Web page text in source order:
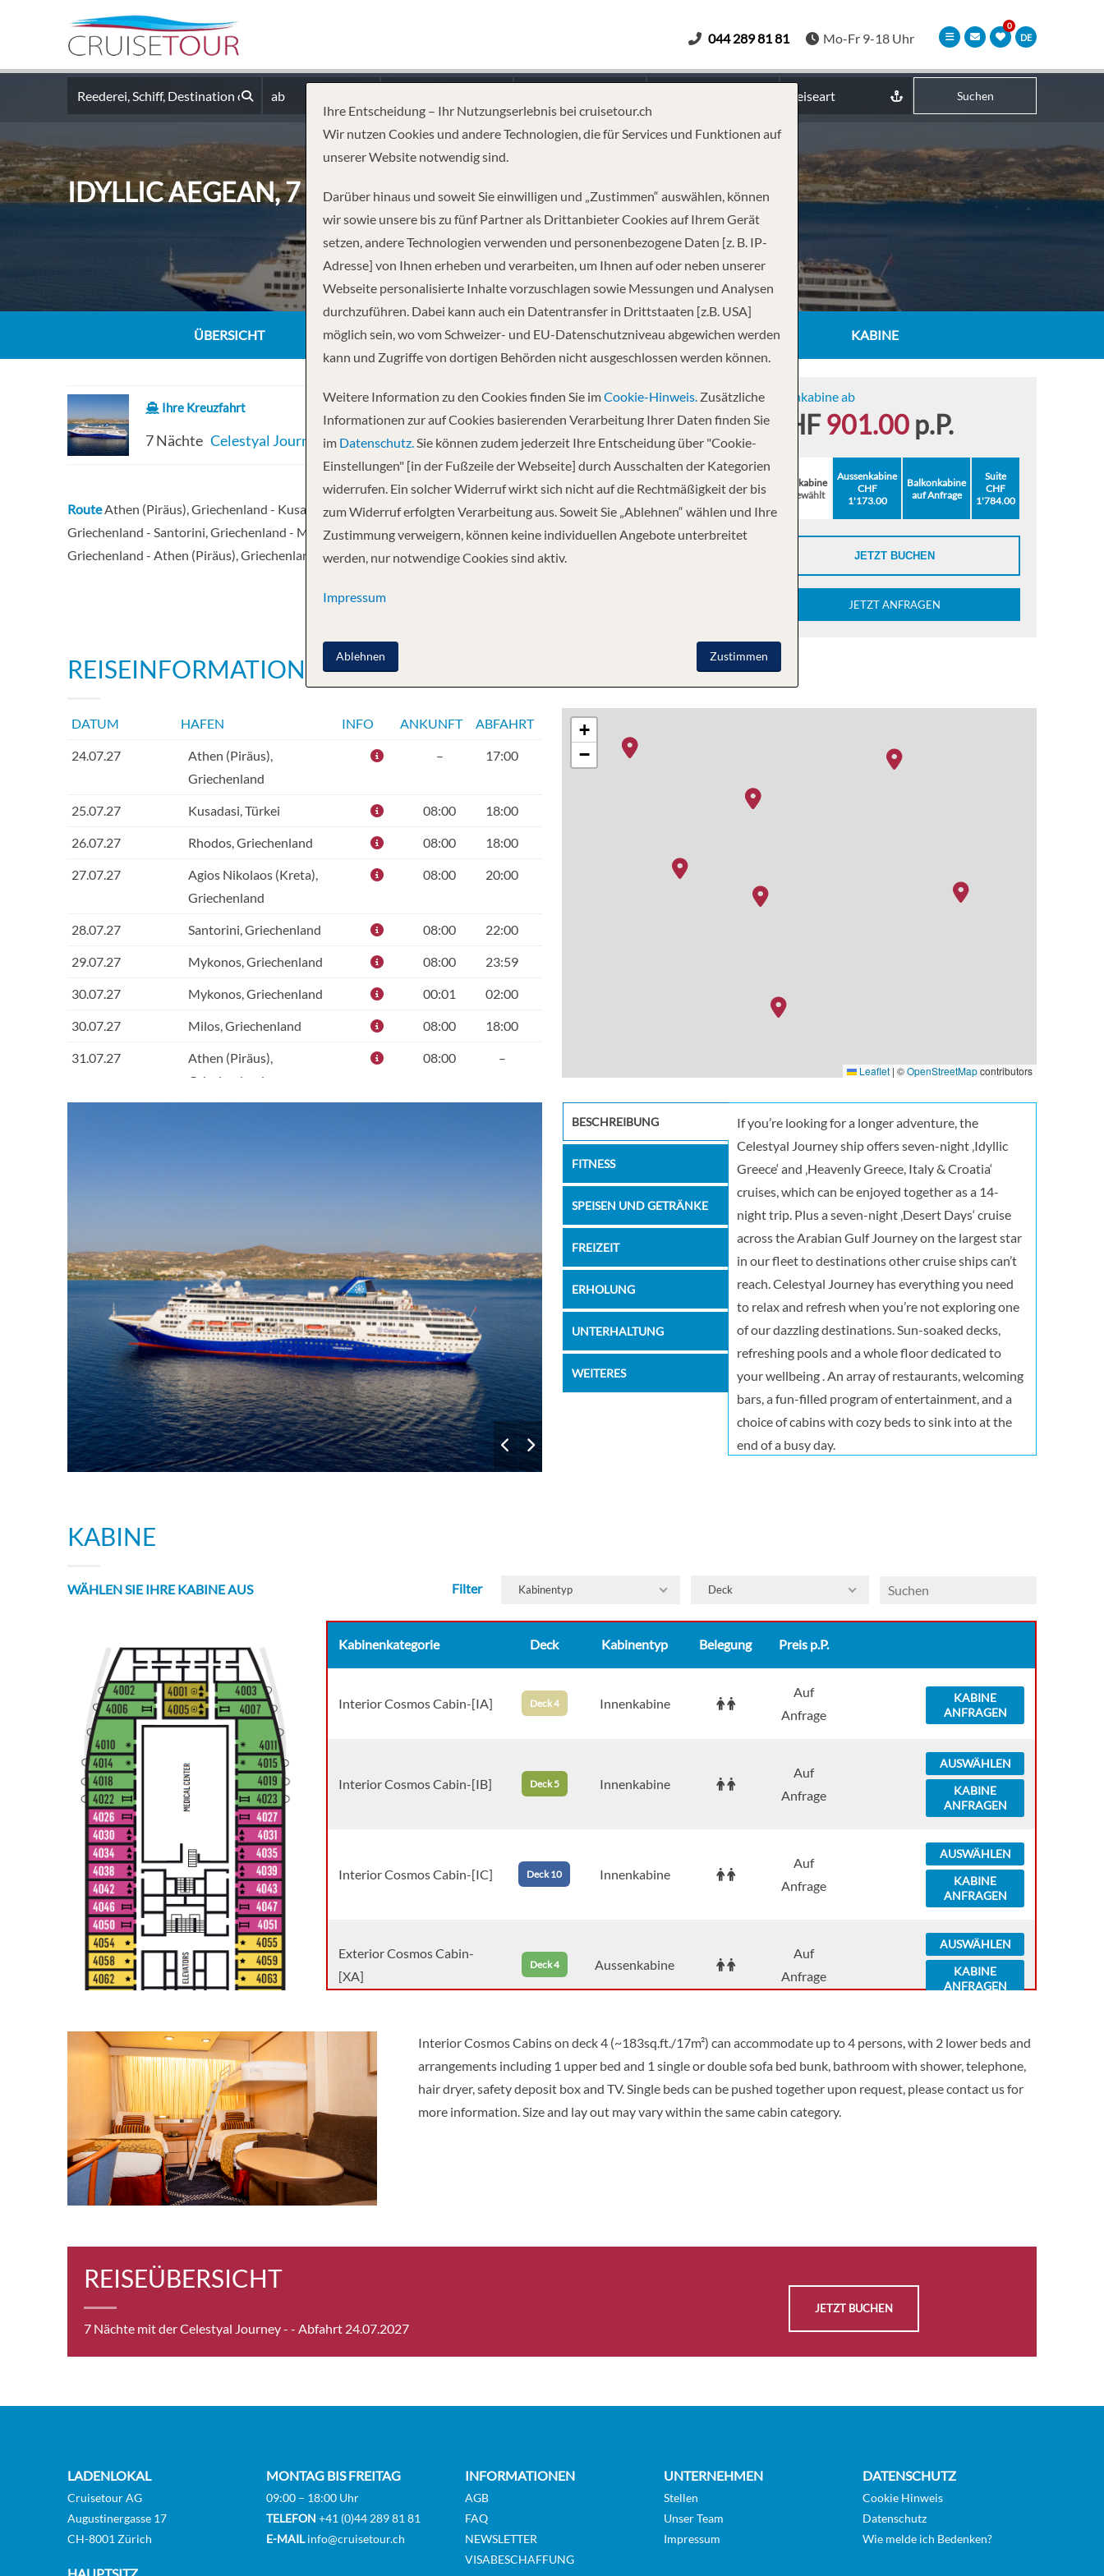
DE
044 289 81 81 Mo-Fr 9-18 Uhr
ab Reiseart Suchen
IDYLLIC AEGEAN, 7 NIGHTS CRUISE
ÜBERSICHT REISEINFORMATIONEN KABINE
Ihre Kreuzfahrt
7 Nächte Celestyal Journey 24.07.2027
RouteAthen (Piräus), Griechenland - Kusadasi, Türkei - Rhodos, Griechenland - Agios Nikolaos (Kreta),
Griechenland - Santorini, Griechenland - Mykonos, Griechenland - Mykonos, Griechenland - Milos,
Griechenland - Athen (Piräus), Griechenland
Innenkabine ab
CHF901.00 p.P.
Innenkabine
ausgewählt
Aussenkabine
CHF
1'173.00
Balkonkabine
auf Anfrage
Suite
CHF
1'784.00
JETZT BUCHEN
JETZT ANFRAGEN
REISEINFORMATIONEN
DATUM HAFEN INFO ANKUNFT ABFAHRT
24.07.27
Athen (Piräus),
Griechenland
– 17:00
25.07.27 Kusadasi, Türkei 08:00 18:00
26.07.27 Rhodos, Griechenland 08:00 18:00
27.07.27
Agios Nikolaos (Kreta),
Griechenland
08:00 20:00
28.07.27 Santorini, Griechenland 08:00 22:00
29.07.27 Mykonos, Griechenland 08:00 23:59
30.07.27 Mykonos, Griechenland 00:01 02:00
30.07.27 Milos, Griechenland 08:00 18:00
31.07.27
Athen (Piräus),
Griechenland
08:00 –
+
−
Leaflet | ©OpenStreetMapcontributors
BESCHREIBUNG
FITNESS
SPEISEN UND GETRÄNKE
FREIZEIT
ERHOLUNG
UNTERHALTUNG
WEITERES
If you’re looking for a longer adventure, the
Celestyal Journey ship offers seven-night ‚Idyllic
Greece‘ and ‚Heavenly Greece, Italy & Croatia‘
cruises, which can be enjoyed together as a 14-
night trip. Plus a seven-night ‚Desert Days‘ cruise
across the Arabian Gulf Journey on the largest star
in our fleet to destinations other cruise ships can’t
reach. Celestyal Journey has everything you need
to relax and refresh when you’re not exploring one
of our dazzling destinations. Sun-soaked decks,
refreshing pools and a whole floor dedicated to
your wellbeing . An array of restaurants, welcoming
bars, a fun-filled program of entertainment, and a
choice of cabins with cozy beds to sink into at the
end of a busy day.
KABINE
WÄHLEN SIE IHRE KABINE AUS Filter Kabinentyp Deck
Kabinenkategorie Deck Kabinentyp Belegung Preis p.P.
Interior Cosmos Cabin-[IA] Deck 4 Innenkabine
Auf
Anfrage
KABINE
ANFRAGEN
Interior Cosmos Cabin-[IB] Deck 5 Innenkabine
Auf
Anfrage
AUSWÄHLEN
KABINE
ANFRAGEN
Interior Cosmos Cabin-[IC] Deck 10 Innenkabine
Auf
Anfrage
AUSWÄHLEN
KABINE
ANFRAGEN
Exterior Cosmos Cabin-
[XA]
Deck 4 Aussenkabine
Auf
Anfrage
AUSWÄHLEN
KABINE
ANFRAGEN
Exterior Cosmos Cabin-
Aussenkabine
Auf
Anfrage
KABINE
ANFRAGEN
Exterior Cosmos Cabin-
[XBO]
[XC]
Anfrage
[XD]
Anfrage
Auf
Junior Dream Suite-[SJA]
Interior Cosmos Cabins on deck 4 (~183sq.ft./17m²) can accommodate up to 4 persons, with 2 lower beds and
arrangements including 1 upper bed and 1 single or double sofa bed bunk, bathroom with shower, telephone,
hair dryer, safety deposit box and TV. Single beds can be pushed together upon request, please contact us for
more information. Size and lay out may vary within the same cabin category.
REISEÜBERSICHT
7 Nächte mit der Celestyal Journey - - Abfahrt 24.07.2027
JETZT BUCHEN
LADENLOKAL
Cruisetour AG
Augustinergasse 17
CH-8001 Zürich
MONTAG BIS FREITAG
09:00 – 18:00 Uhr
TELEFON +41 (0)44 289 81 81
E-MAILinfo@cruisetour.ch
INFORMATIONEN
AGB
FAQ
NEWSLETTER
VISABESCHAFFUNG
UNTERNEHMEN
Stellen
Unser Team
Impressum
DATENSCHUTZ
Cookie Hinweis
Datenschutz
Wie melde ich Bedenken?
Ihre Entscheidung – Ihr Nutzungserlebnis bei cruisetour.ch
Wir nutzen Cookies und andere Technologien, die für Services und Funktionen auf
unserer Website notwendig sind.
Darüber hinaus und soweit Sie einwilligen und „Zustimmen“ auswählen, können
wir sowie unsere bis zu fünf Partner als Drittanbieter Cookies auf Ihrem Gerät
setzen, andere Technologien verwenden und personenbezogene Daten [z. B. IP-
Adresse] von Ihnen erheben und verarbeiten, um Ihnen auf oder neben unserer
Webseite personalisierte Inhalte vorzuschlagen sowie Messungen und Analysen
durchzuführen. Dabei kann auch ein Datentransfer in Drittstaaten [z.B. USA]
möglich sein, wo vom Schweizer- und EU-Datenschutzniveau abgewichen werden
kann und Zugriffe von dortigen Behörden nicht ausgeschlossen werden können.
Weitere Information zu den Cookies finden Sie imCookie-Hinweis. Zusätzliche
Informationen zur auf Cookies basierenden Verarbeitung Ihrer Daten finden Sie
im Datenschutz.Sie können zudem jederzeit Ihre Entscheidung über "Cookie-
Einstellungen" [in der Fußzeile der Webseite] durch Ausschalten der Kategorien
widerrufen. Ein solcher Widerruf wirkt sich nicht auf die Rechtmäßigkeit der bis
zum Widerruf erfolgten Verarbeitung aus. Soweit Sie „Ablehnen“ wählen und Ihre
Zustimmung verweigern, können keine individuellen Angebote unterbreitet
werden, nur notwendige Cookies sind aktiv.
Impressum
Zustimmen
Ablehnen